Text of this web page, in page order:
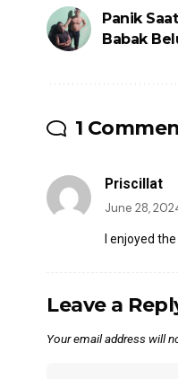
Panik
Babak
1
Priscillat
June 28,
I enjoyed
Leave a
Your email address will